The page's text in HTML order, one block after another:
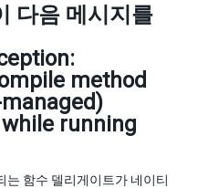
다음 메시지를
method
while running
는 함수 델리게이트가 네이티